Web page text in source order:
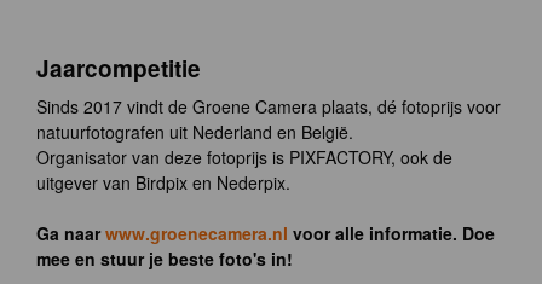
Jaarcompetitie
Sinds 2017 vindt de Groene Camera plaats, dé fotoprijs voor
natuurfotografen uit Nederland en België.
Organisator van deze fotoprijs is PIXFACTORY, ook de
uitgever van Birdpix en Nederpix.
Ga naarwww.groenecamera.nl voor alle informatie. Doe
mee en stuur je beste foto's in!